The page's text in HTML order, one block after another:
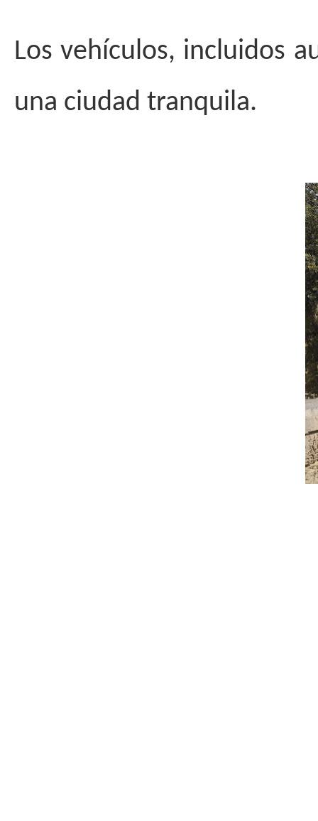
Los vehículos, incluidos
una ciudad tranquila.